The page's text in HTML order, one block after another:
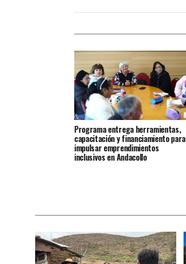
Programa entrega herramientas,
capacitación y financiamiento para
impulsar emprendimientos
inclusivos en Andacollo